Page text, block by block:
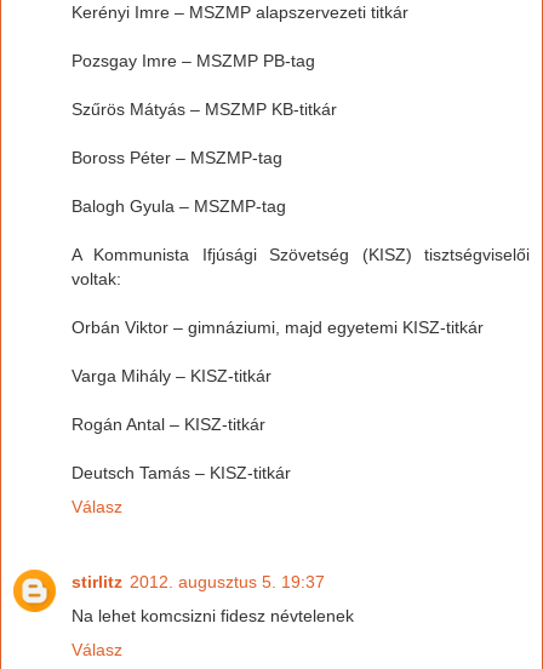
Kerényi Imre – MSZMP alapszervezeti titkár
Pozsgay Imre – MSZMP PB-tag
Szűrös Mátyás – MSZMP KB-titkár
Boross Péter – MSZMP-tag
Balogh Gyula – MSZMP-tag
A Kommunista Ifjúsági Szövetség (KISZ) tisztségviselői
voltak:
Orbán Viktor – gimnáziumi, majd egyetemi KISZ-titkár
Varga Mihály – KISZ-titkár
Rogán Antal – KISZ-titkár
Deutsch Tamás – KISZ-titkár
Válasz
stirlitz 2012. augusztus 5. 19:37
Na lehet komcsizni fidesz névtelenek
Válasz